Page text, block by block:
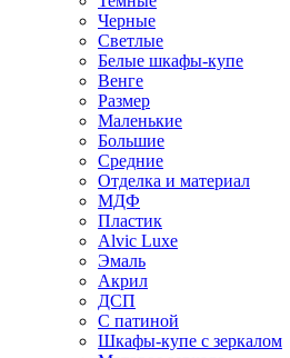
Черные
Светлые
Белые шкафы-купе
Венге
Размер
Маленькие
Большие
Средние
Отделка и материал
МДФ
Пластик
Alvic Luxe
Эмаль
Акрил
ДСП
С патиной
Шкафы-купе с зеркалом